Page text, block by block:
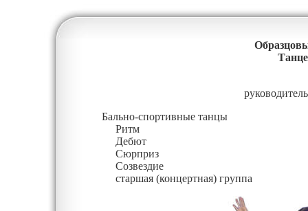
Бально-спортивные танцы
Ритм
Дебют
Сюрприз
Созвездие
старшая (концертная) группа